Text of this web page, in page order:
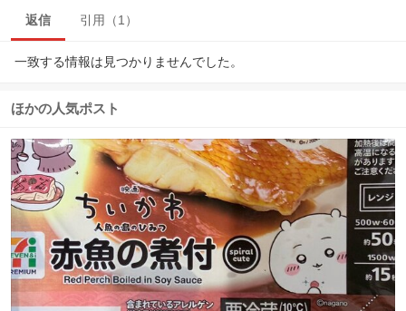
返信 引用（1）
一致する情報は見つかりませんでした。
ほかの人気ポスト